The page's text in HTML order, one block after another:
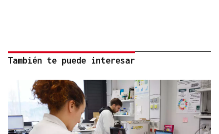
También te puede interesar